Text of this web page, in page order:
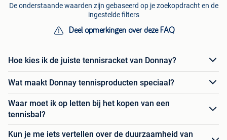
De onderstaande waarden zijn gebaseerd op je zoekopdracht en de
ingestelde filters
Deel opmerkingen over deze FAQ
Hoe kies ik de juiste tennisracket van Donnay?
Wat maakt Donnay tennisproducten speciaal?
Waar moet ik op letten bij het kopen van een
tennisbal?
Kun je me iets vertellen over de duurzaamheid van